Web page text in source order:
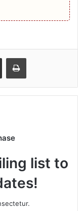
Share via Email Print
list to